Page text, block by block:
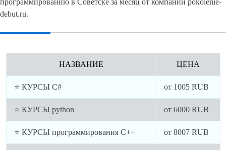
программированию в Советске за месяц от компании pokolenie-
debut.ru.
НАЗВАНИЕ ЦЕНА
⭐ КУРСЫ C# от 1005 RUB
⭐ КУРСЫ python от 6000 RUB
⭐ КУРСЫ программирования C++ от 8007 RUB